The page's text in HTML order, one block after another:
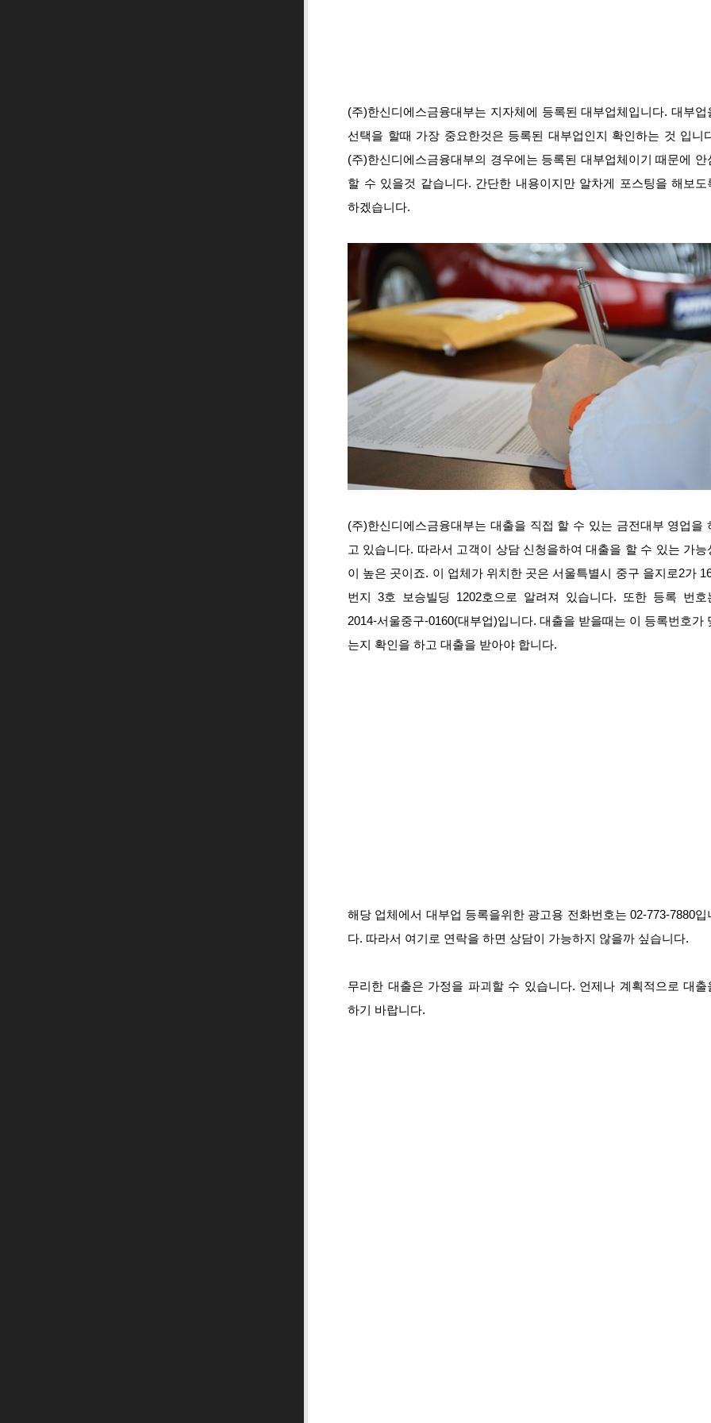
(주)한신디에스금융대부는 지자체에 등록된 대부업체입니다. 대부업
선택을 할때 가장 중요한것은 등록된 대부업인지 확인하는 것 입니
(주)한신디에스금융대부의 경우에는 등록된 대부업체이기 때문에 안
할 수 있을것 같습니다. 간단한 내용이지만 알차게 포스팅을 해보도
하겠습니다.
(주)한신디에스금융대부는 대출을 직접 할 수 있는 금전대부 영업을
고 있습니다. 따라서 고객이 상담 신청을하여 대출을 할 수 있는 가능
이 높은 곳이죠. 이 업체가 위치한 곳은 서울특별시 중구 을지로2가
번지 3호 보승빌딩 1202호으로 알려져 있습니다. 또한 등록 번호
2014-서울중구-0160(대부업)입니다. 대출을 받을때는 이 등록번호가
는지 확인을 하고 대출을 받아야 합니다.
해당 업체에서 대부업 등록을위한 광고용 전화번호는 02-773-7880입
다. 따라서 여기로 연락을 하면 상담이 가능하지 않을까 싶습니다.
무리한 대출은 가정을 파괴할 수 있습니다. 언제나 계획적으로 대출
하기 바랍니다.